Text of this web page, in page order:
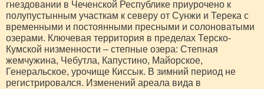
гнездовании в Чеченской Республике приурочено к
полупустынным участкам к северу от Сунжи и Терека с
временными и постоянными пресными и солоноватыми
озерами. Ключевая территория в пределах Терско-
Кумской низменности – степные озера: Степная
жемчужина, Чебутла, Капустино, Майорское,
Генеральское, урочище Киссык. В зимний период не
регистрировался. Изменений ареала вида в